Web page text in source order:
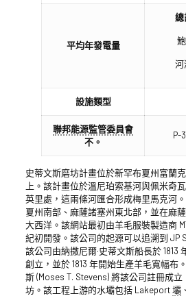
平均年發電量
總
河
設施類型
聯邦能源監管委員會
不。
P-
史蒂文斯磨坊計畫位於新罕布夏州富蘭
上。該計畫位於溫尼珀索基河與佩米奇
英里處，這兩條河匯合形成梅里馬克河
夏州南部、麻薩諸塞州東北部，並在麻
大西洋。該網站最初由羊毛服裝製造商
紀初開發。該公司的起源可以追溯到 JP
該公司由納撒尼爾·史蒂文斯船長於 1813
創立，並於 1813 年開始生產羊毛寬幅布
斯 (Moses T. Stevens) 將該公司註冊成
坊。該工程上游的水壩包括 Lakeport壩